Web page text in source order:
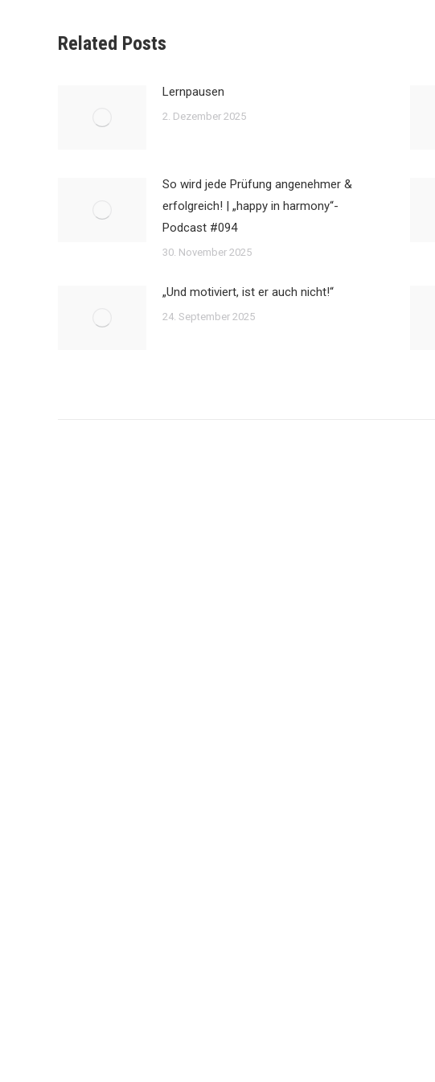
Related Posts
Lernpausen
2. Dezember 2025
So wird jede Prüfung angenehmer &
erfolgreich! | „happy in harmony“-
Podcast #094
30. November 2025
„Und motiviert, ist er auch nicht!“
24. September 2025